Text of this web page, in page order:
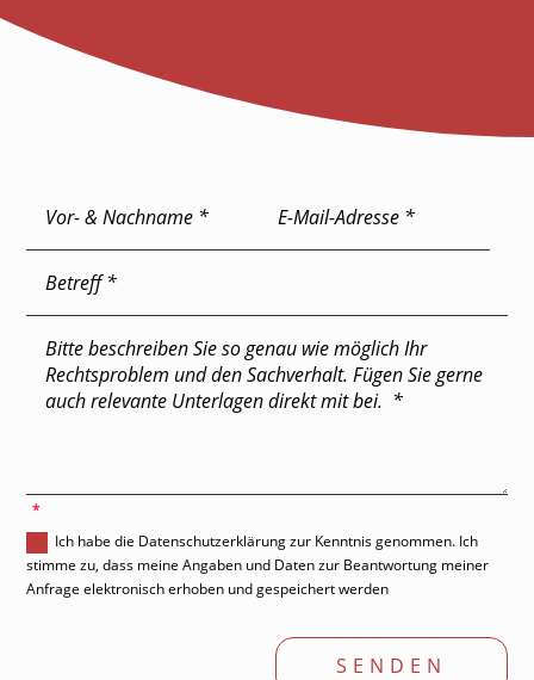
Ich habe die Datenschutzerklärung zur Kenntnis genommen. Ich
stimme zu, dass meine Angaben und Daten zur Beantwortung meiner
Anfrage elektronisch erhoben und gespeichert werden
SENDEN